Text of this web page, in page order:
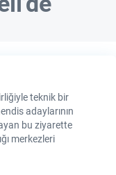
teknik bir
adaylarının
bu ziyarette
merkezleri